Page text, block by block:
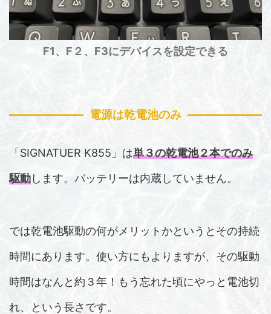
F1、F２、F3にデバイスを設定できる
電源は乾電池のみ
「SIGNATUER K855」は単３の乾電池２本でのみ
駆動します。バッテリーは内蔵していません。
では乾電池駆動の何がメリットかというとその持続
時間にあります。使い方にもよりますが、その駆動
時間はなんと約３年！もう忘れた頃にやっと電池切
れ、という長さです。